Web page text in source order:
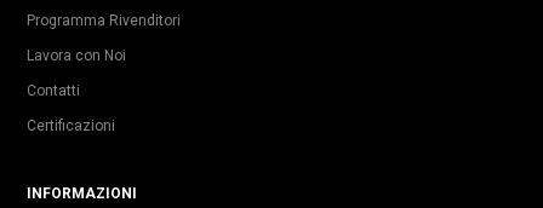
Programma Rivenditori
Lavora con Noi
Contatti
Certificazioni
INFORMAZIONI